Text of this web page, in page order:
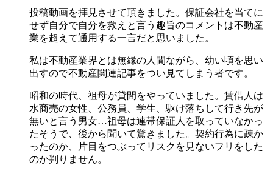
投稿動画を拝見させて頂きました。保証会社を当てに
せず自分で自分を救えと言う趣旨のコメントは不動産
業を超えて通用する一言だと思いました。
私は不動産業界とは無縁の人間ながら、幼い頃を思い
出すので不動産関連記事をつい見てしまう者です。
昭和の時代、祖母が貸間をやっていました。賃借人は
水商売の女性、公務員、学生、駆け落ちして行き先が
無いと言う男女…祖母は連帯保証人を取っていなかっ
たそうで、後から聞いて驚きました。契約行為に疎か
ったのか、片目をつぶってリスクを見ないフリをした
のか判りません。